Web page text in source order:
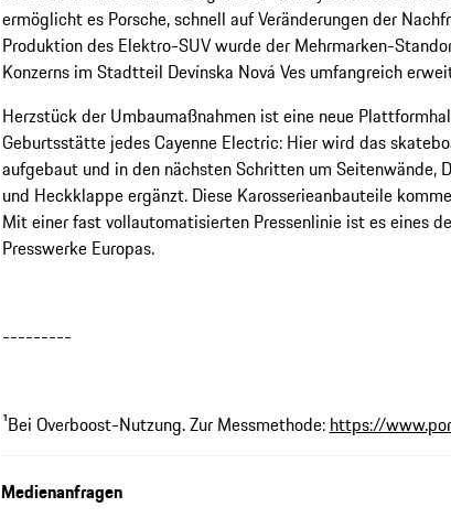
ermöglicht es Porsche, schnell auf Veränderungen der
Produktion des Elektro-SUV wurde der Mehrmarken-
Konzerns im Stadtteil Devínska Nová Ves umfangreich
Herzstück der Umbaumaßnahmen ist eine neue
Geburtsstätte jedes Cayenne Electric: Hier wird das
aufgebaut und in den nächsten Schritten um Seitenwände,
und Heckklappe ergänzt. Diese Karosserieanbauteile
Mit einer fast vollautomatisierten Pressenlinie ist es eines
Presswerke Europas.
---------
¹Bei Overboost-Nutzung. Zur Messmethode: https://
Medienanfragen